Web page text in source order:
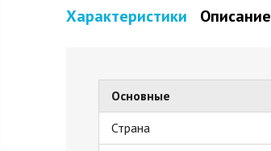
Характеристики Описание
Основные
Страна